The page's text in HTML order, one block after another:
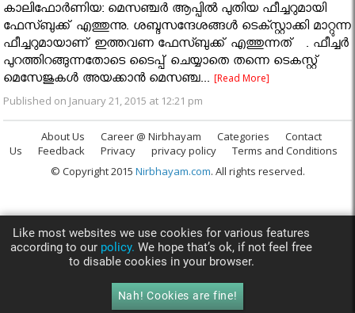
കാലിഫോര്‍ണിയ: മെസഞ്ചര്‍ ആപ്പില്‍ പുതിയ ഫീച്ചറുമായി
ഫേസ്ബുക്ക് എത്തുന്നു. ശബ്ദസന്ദേശങ്ങള്‍ ടെക്സ്റ്റാക്കി മാറ്റുന്ന
ഫീച്ചറുമായാണ് ഇത്തവണ ഫേസ്ബുക്ക് എത്തുന്നത് . ഫീച്ചര്‍
പുറത്തിറങ്ങുന്നതോടെ ടൈപ്പ് ചെയ്യാതെ തന്നെ ടെകസ്റ്റ്
മെസേജുകള്‍ അയക്കാന്‍ മെസഞ്ച...[Read More]
Published on January 21, 2015 at 12:21 pm
About Us Career @ Nirbhayam Categories
Contact
Us
Feedback Privacy privacy policy
Terms and Conditions
© Copyright 2015 Nirbhayam.com. All rights reserved.
Like most websites we use cookies for various features
according to our policy. We hope that’s ok, if not feel free
to disable cookies in your browser.
Nah! Cookies are fine!